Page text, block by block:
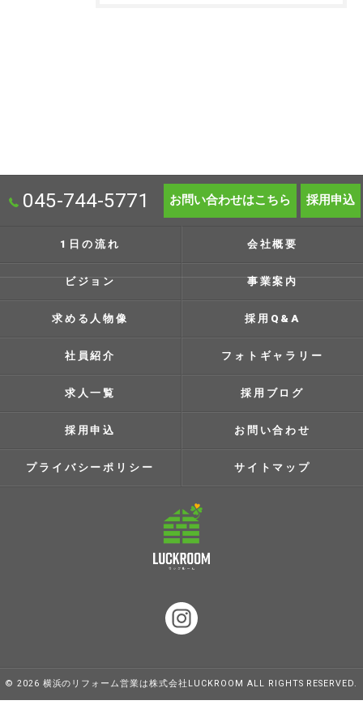
045-744-5771 お問い合わせはこちら 採用申込
1日の流れ 会社概要
ビジョン 事業案内
求める人物像 採用Q&A
社員紹介 フォトギャラリー
求人一覧 採用ブログ
採用申込 お問い合わせ
プライバシーポリシー サイトマップ
© 2026 横浜のリフォーム営業は株式会社LUCKROOM ALL RIGHTS RESERVED.